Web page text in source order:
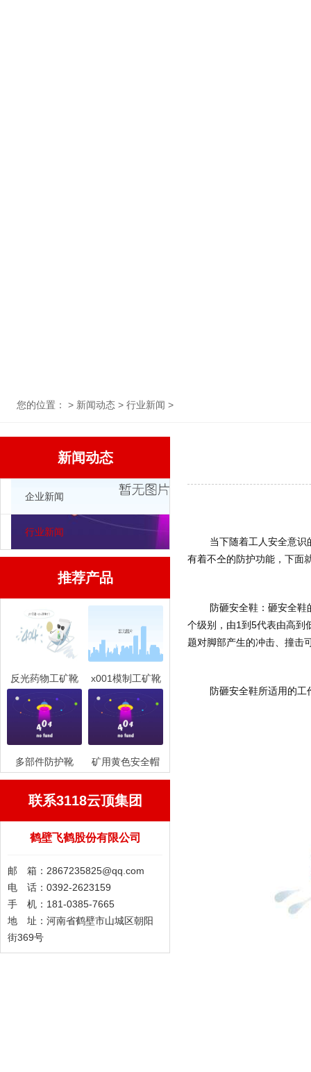
您的位置： > 新闻动态 > 行业新闻 >
新闻动态
企业新闻
行业新闻
推荐产品
反光药物工矿靴 x001模制工矿靴
多部件防护靴 矿用黄色安全帽
联系3118云顶集团
鹤壁飞鹤股份有限公司
邮 箱： 2867235825@qq.com
电 话：0392-2623159
手 机：181-0385-7665
地 址：河南省鹤壁市山城区朝阳
街369号
有着不仝的防护功能，下面
个级别，由1到5代表由高到
题对脚部产生的冲击、撞击
防砸安全鞋所适用的